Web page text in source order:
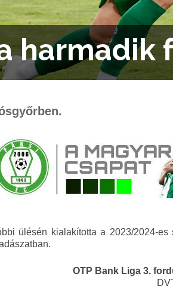
ülésén kialakította a 2023/2024-
OTP Bank Liga 3.